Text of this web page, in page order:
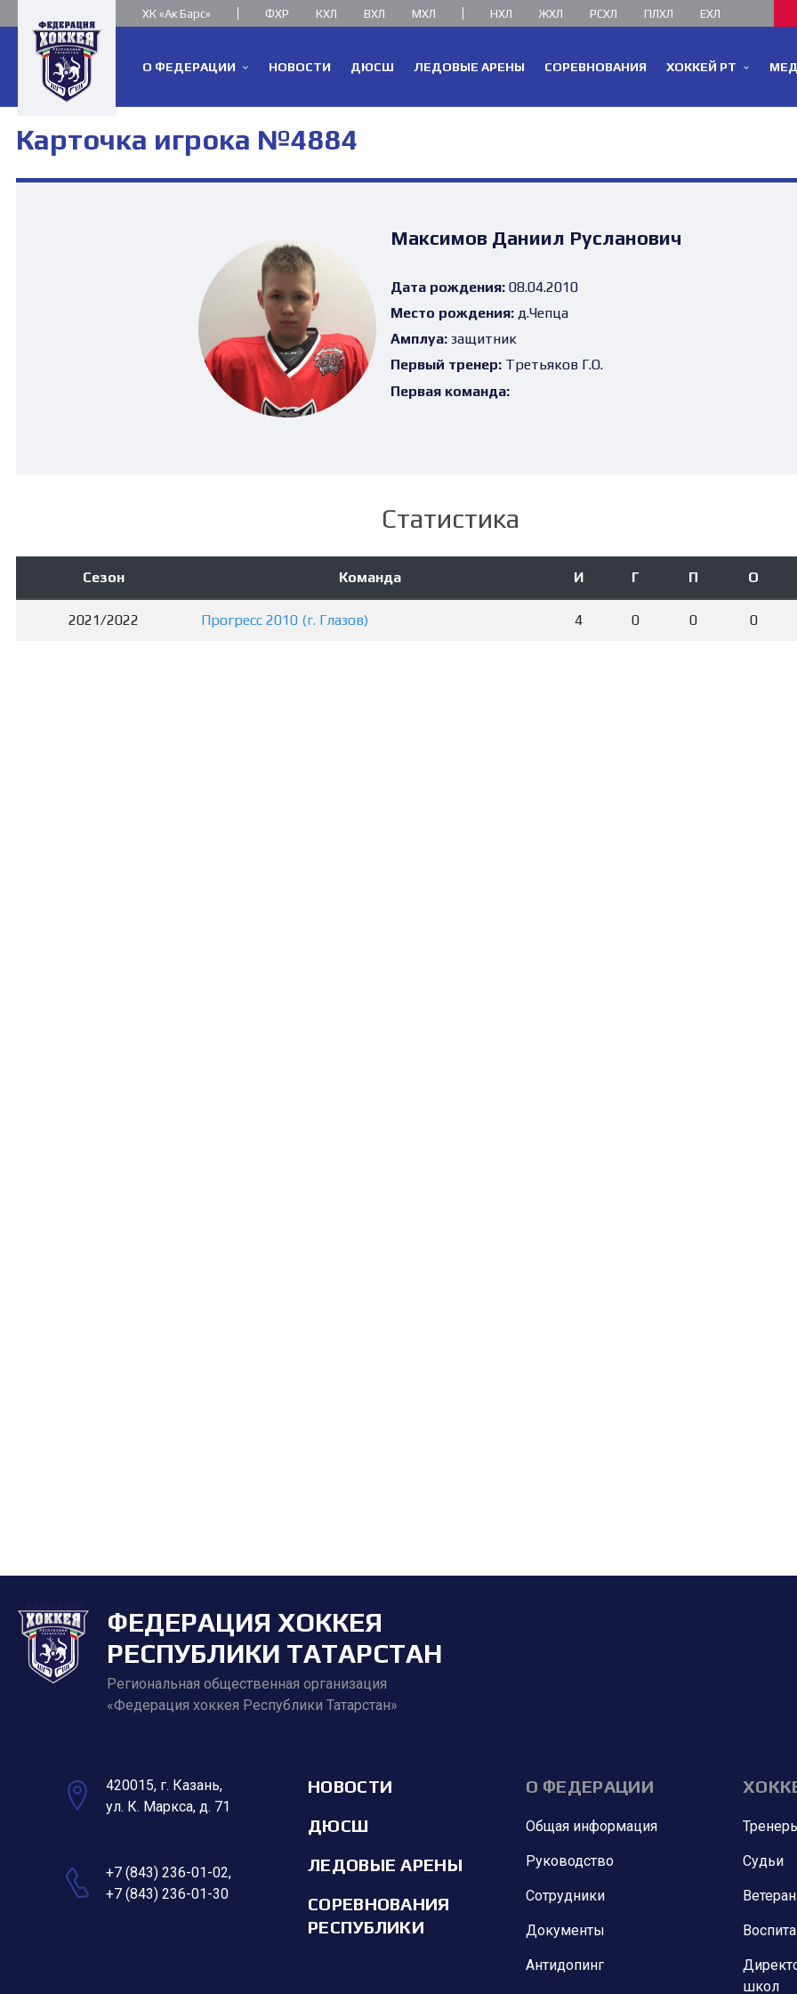
ХК «Ак Барс» ФХР КХЛ ВХЛ МХЛ НХЛ ЖХЛ РСХЛ ПЛХЛ ЕХЛ
О ФЕДЕРАЦИИ НОВОСТИ ДЮСШ ЛЕДОВЫЕ АРЕНЫ СОРЕВНОВАНИЯ ХОККЕЙ РТ
Карточка игрока №4884
Максимов Даниил Русланович
Дата рождения:08.04.2010
Место рождения:д.Чепца
Амплуа:защитник
Первый тренер:Третьяков Г.О.
Первая команда:
Статистика
Сезон Команда И Г П О
2021/2022 Прогресс 2010 (г. Глазов) 4 0 0 0
ФЕДЕРАЦИЯ ХОККЕЯ
РЕСПУБЛИКИ ТАТАРСТАН
Региональная общественная организация
«Федерация хоккея Республики Татарстан»
420015, г. Казань,
ул. К. Маркса, д. 71
+7 (843) 236-01-02,
+7 (843) 236-01-30
НОВОСТИ
ДЮСШ
ЛЕДОВЫЕ АРЕНЫ
СОРЕВНОВАНИЯ
РЕСПУБЛИКИ
О ФЕДЕРАЦИИ
Общая информация
Руководство
Сотрудники
Документы
Антидопинг
Судьи
школ